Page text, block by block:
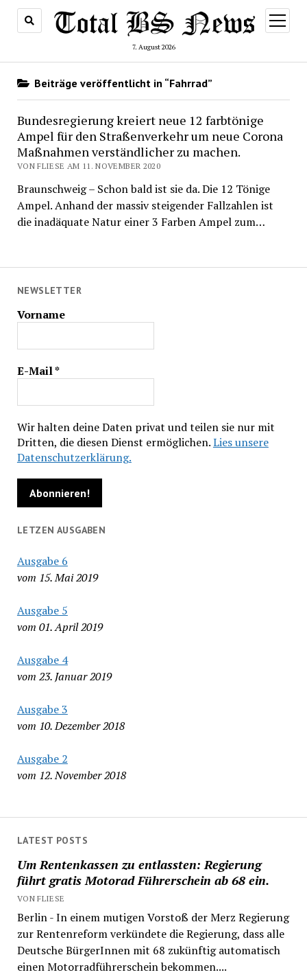
7. August 2026
Menü
öffnen
NEWSLETTER
Vorname
E-Mail*
Wir halten deine Daten privat und teilen sie nur mit
Dritten, die diesen Dienst ermöglichen.Lies unsere
Datenschutzerklärung.
LETZEN AUSGABEN
Ausgabe 6
vom 15. Mai 2019
Ausgabe 5
vom 01. April 2019
Ausgabe 4
vom 23. Januar 2019
Ausgabe 3
vom 10. Dezember 2018
Ausgabe 2
vom 12. November 2018
Beiträge veröffentlicht in “Fahrrad”
Bundesregierung kreiert neue 12 farbtönige
Ampel für den Straßenverkehr um neue Corona
Maßnahmen verständlicher zu machen.
VON FLIESE AM 11. NOVEMBER 2020
Braunschweig – Schon bald ist sie da. Die 12 Tönige
Ampel. Anhand der massiv steigender Fallzahlen ist
die inadäquate Natur einer 3 Farben Ampel zum…
LATEST POSTS
Um Rentenkassen zu entlassten: Regierung
führt gratis Motorad Führerschein ab 68 ein.
VON FLIESE
Berlin - In einem mutigen Vorstoß der Merz Regierung
zur Rentenreform verkündete die Regierung, dass alle
Deutsche BürgerInnen mit 68 zukünftig automatisch
einen Motorradführerschein bekommen....